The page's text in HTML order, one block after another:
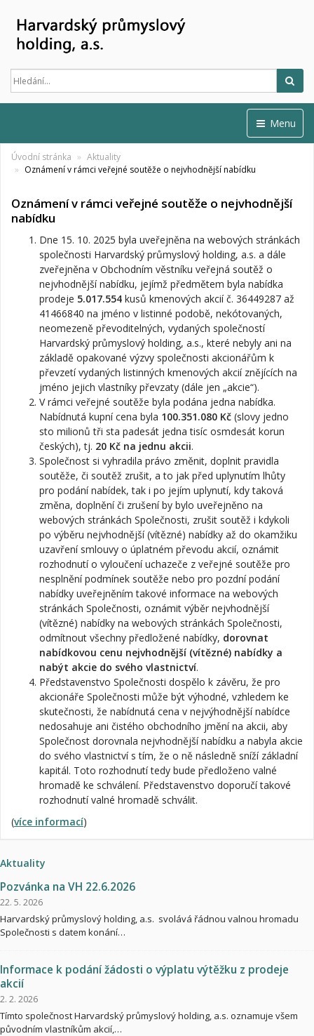
Menu
Úvodní stránka
Aktuality
Oznámení v rámci veřejné soutěže o nejvhodnější nabídku
Oznámení v rámci veřejné soutěže o nejvhodnější
nabídku
Dne 15. 10. 2025 byla uveřejněna na webových stránkách
společnosti Harvardský průmyslový holding, a.s. a dále
zveřejněna v Obchodním věstníku veřejná soutěž o
nejvhodnější nabídku, jejímž předmětem byla nabídka
prodeje 5.017.554 kusů kmenových akcií č. 36449287 až
41466840 na jméno v listinné podobě, nekótovaných,
neomezeně převoditelných, vydaných společností
Harvardský průmyslový holding, a.s., které nebyly ani na
základě opakované výzvy společnosti akcionářům k
převzetí vydaných listinných kmenových akcií znějících na
jméno jejich vlastníky převzaty (dále jen „akcie“).
V rámci veřejné soutěže byla podána jedna nabídka.
Nabídnutá kupní cena byla 100.351.080 Kč (slovy jedno
sto milionů tři sta padesát jedna tisíc osmdesát korun
českých), tj. 20 Kč na jednu akcii.
Společnost si vyhradila právo změnit, doplnit pravidla
soutěže, či soutěž zrušit, a to jak před uplynutím lhůty
pro podání nabídek, tak i po jejím uplynutí, kdy taková
změna, doplnění či zrušení by bylo uveřejněno na
webových stránkách Společnosti, zrušit soutěž i kdykoli
po výběru nejvhodnější (vítězné) nabídky až do okamžiku
uzavření smlouvy o úplatném převodu akcií, oznámit
rozhodnutí o vyloučení uchazeče z veřejné soutěže pro
nesplnění podmínek soutěže nebo pro pozdní podání
nabídky uveřejněním takové informace na webových
stránkách Společnosti, oznámit výběr nejvhodnější
(vítězné) nabídky na webových stránkách Společnosti,
odmítnout všechny předložené nabídky, dorovnat
nabídkovou cenu nejvhodnější (vítězné) nabídky a
nabýt akcie do svého vlastnictví.
Představenstvo Společnosti dospělo k závěru, že pro
akcionáře Společnosti může být výhodné, vzhledem ke
skutečnosti, že nabídnutá cena v nejvýhodnější nabídce
nedosahuje ani čistého obchodního jmění na akcii, aby
Společnost dorovnala nejvhodnější nabídku a nabyla akcie
do svého vlastnictví s tím, že o ně následně sníží základní
kapitál. Toto rozhodnutí tedy bude předloženo valné
hromadě ke schválení. Představenstvo doporučí takové
rozhodnutí valné hromadě schválit.
(více informací)
Aktuality
Pozvánka na VH 22.6.2026
22. 5. 2026
Harvardský průmyslový holding, a.s. svolává řádnou valnou hromadu
Společnosti s datem konání…
Informace k podání žádosti o výplatu výtěžku z prodeje
akcií
2. 2. 2026
Tímto společnost Harvardský průmyslový holding, a.s. oznamuje všem
původním vlastníkům akcií,…